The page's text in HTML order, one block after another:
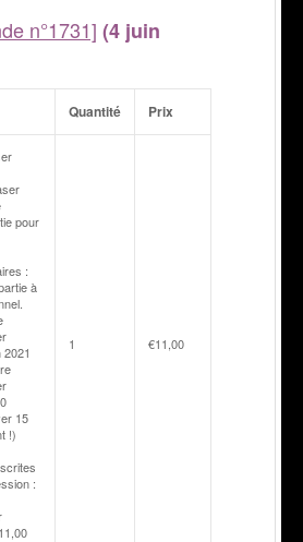
n°1731] (4 juin
Quantité Prix
pour
:
à
15
!)
:
1 €11,00